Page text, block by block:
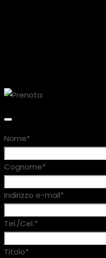
Nome*
Cognome*
Indirizzo e-mail*
Tel./Cel.*
Titolo*